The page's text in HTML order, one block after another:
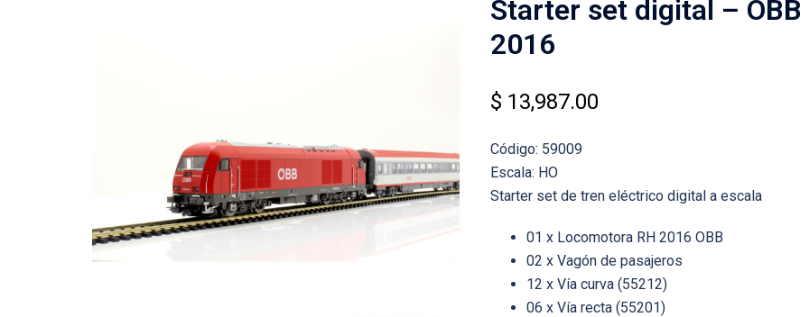
Starter set digital – OBB
2016
$ 13,987.00
Código: 59009
Escala: HO
Starter set de tren eléctrico digital a escala
01 x Locomotora RH 2016 OBB
02 x Vagón de pasajeros
12 x Vía curva (55212)
06 x Vía recta (55201)